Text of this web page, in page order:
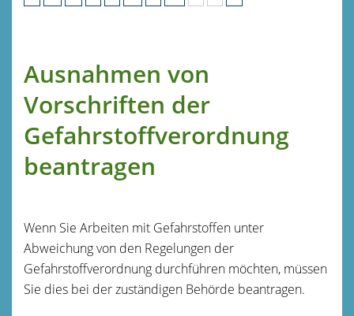
Ausnahmen von
Vorschriften der
Gefahrstoffverordnung
beantragen
Wenn Sie Arbeiten mit Gefahrstoffen unter
Abweichung von den Regelungen der
Gefahrstoffverordnung durchführen möchten, müssen
Sie dies bei der zuständigen Behörde beantragen.